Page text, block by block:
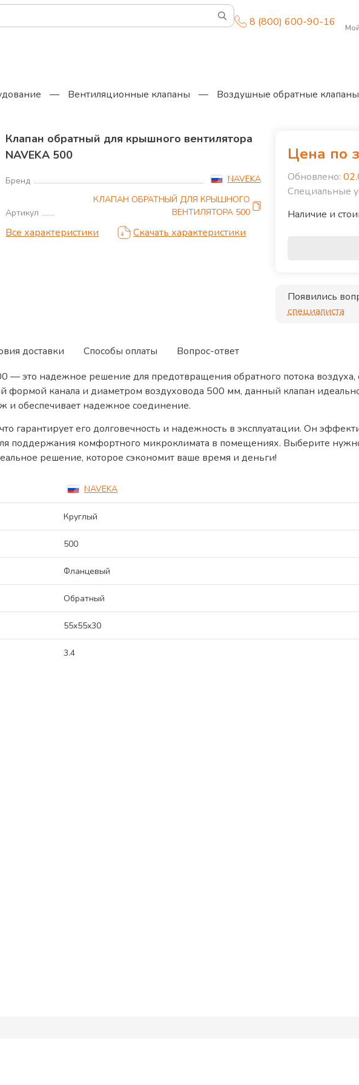
8 (800) 600-90-16
— Вентиляционные клапаны — Воздушные обратные клапаны
Клапан обратный для крышного вентилятора
NAVEKA 500
Бренд NAVEKA
Артикул
КЛАПАН ОБРАТНЫЙ ДЛЯ КРЫШНОГО
ВЕНТИЛЯТОРА 500
Все характеристики Скачать характеристики
Цена по
Обновлено:
Специальные
Наличие и
Появились
специалиста
доставки Способы оплаты
Вопрос-ответ
— это надежное решение для предотвращения обратного потока воздуха,
канала и диаметром воздуховода 500 мм, данный клапан
и обеспечивает надежное соединение.
гарантирует его долговечность и надежность в эксплуатации. Он
поддержания комфортного микроклимата в помещениях. Выберите
решение, которое сэкономит ваше время и деньги!
NAVEKA
Круглый
500
Фланцевый
Обратный
55x55x30
3.4